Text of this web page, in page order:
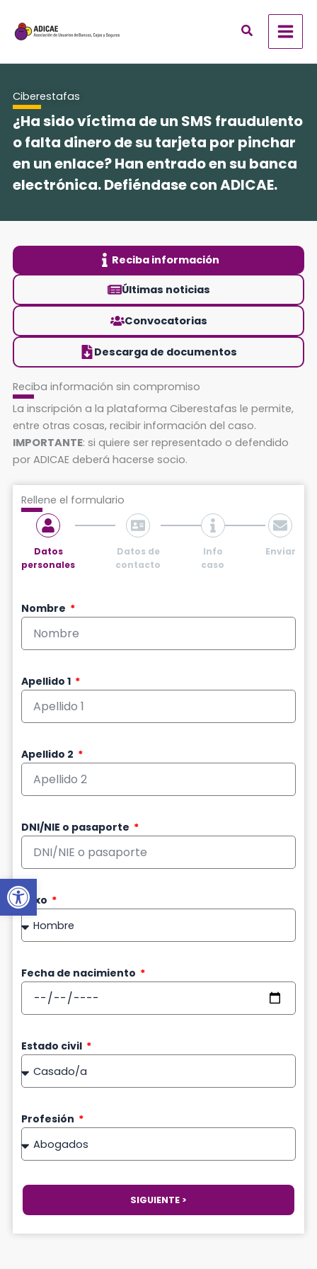
Abrir barra de herramientas
contenido
Ciberestafas
¿Ha sido víctima de un SMS fraudulento
o falta dinero de su tarjeta por pinchar
en un enlace? Han entrado en su banca
electrónica. Defiéndase con ADICAE.
Reciba información
Últimas noticias
Convocatorias
Descarga de documentos
Reciba información sin compromiso
La inscripción a la plataforma Ciberestafas le permite,
entre otras cosas, recibir información del caso.
IMPORTANTE: si quiere ser representado o defendido
por ADICAE deberá hacerse socio.
Rellene el formulario
Datos
personales
Datos de
contacto
Info
caso
Enviar
Nombre
Apellido 1
Apellido 2
DNI/NIE o pasaporte
Sexo
Fecha de nacimiento
Estado civil
Profesión
SIGUIENTE >